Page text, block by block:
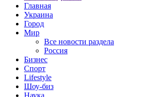
Главная
Украина
Город
Мир
Все новости раздела
Россия
Бизнес
Спорт
Lifestyle
Шоу-биз
Наука